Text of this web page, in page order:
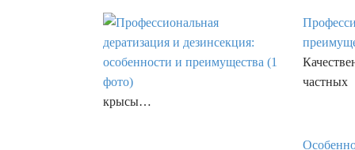
частных
крысы…